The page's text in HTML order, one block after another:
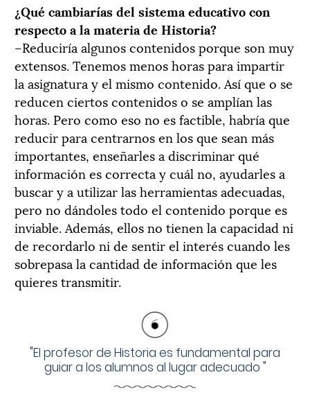
¿Qué cambiarías del sistema educativo con
respecto a la materia de Historia?
–Reduciría algunos contenidos porque son muy
extensos. Tenemos menos horas para impartir
la asignatura y el mismo contenido. Así que o se
reducen ciertos contenidos o se amplían las
horas. Pero como eso no es factible, habría que
reducir para centrarnos en los que sean más
importantes, enseñarles a discriminar qué
información es correcta y cuál no, ayudarles a
buscar y a utilizar las herramientas adecuadas,
pero no dándoles todo el contenido porque es
inviable. Además, ellos no tienen la capacidad ni
de recordarlo ni de sentir el interés cuando les
sobrepasa la cantidad de información que les
quieres transmitir.
"El profesor de Historia es fundamental para
guiar a los alumnos al lugar adecuado "